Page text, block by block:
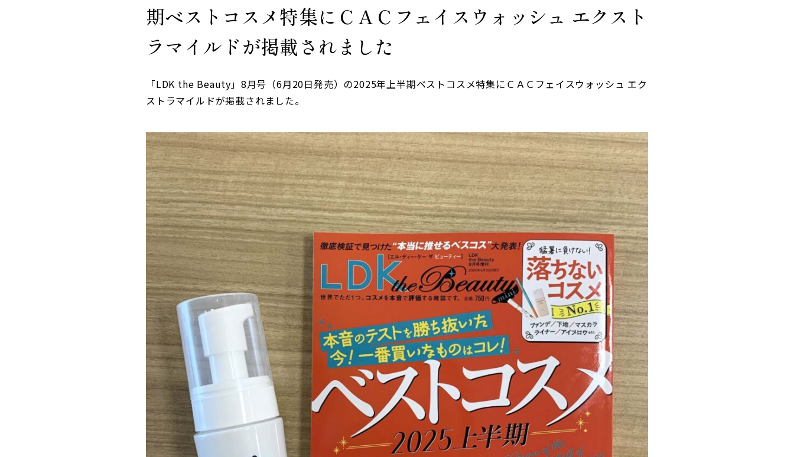
期ベストコスメ特集にＣＡＣフェイスウォッシュ エクスト
ラマイルドが掲載されました
「LDK the Beauty」8月号（6月20日発売）の2025年上半期ベストコスメ特集にＣＡＣフェイスウォッシュ エク
ストラマイルドが掲載されました。